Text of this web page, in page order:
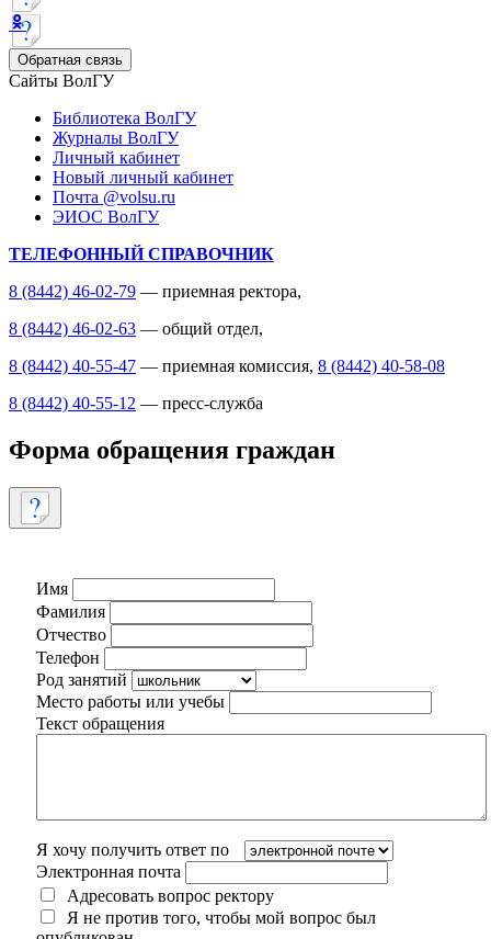
Обратная связь
Сайты ВолГУ
Библиотека ВолГУ
Журналы ВолГУ
Личный кабинет
Новый личный кабинет
Почта @volsu.ru
ЭИОС ВолГУ
ТЕЛЕФОННЫЙ СПРАВОЧНИК
8 (8442) 46-02-79 — приемная ректора,
8 (8442) 46-02-63 — общий отдел,
8 (8442) 40-55-47 — приемная комиссия, 8 (8442) 40-58-08
8 (8442) 40-55-12 — пресс-служба
Форма обращения граждан
Имя
Фамилия
Отчество
Телефон
Род занятий
Место работы или учебы
Текст обращения
Я хочу получить ответ по
Электронная почта
Адресовать вопрос ректору
Я не против того, чтобы мой вопрос был